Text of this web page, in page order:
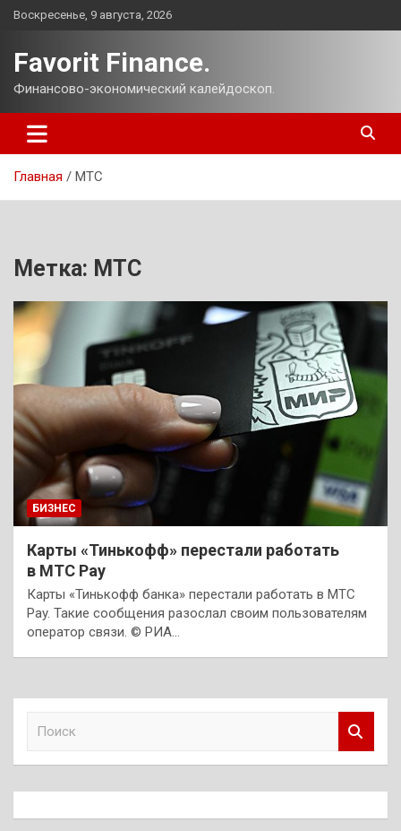
Перейти
Воскресенье, 9 августа, 2026
Favorit Finance.
Финансово-экономический калейдоскоп.
Главная МТС
Метка: МТС
БИЗНЕС
Карты «Тинькофф» перестали работать
в МТС Pay
Карты «Тинькофф банка» перестали работать в МТС
Pay. Такие сообщения разослал своим пользователям
оператор связи. © РИА…
к